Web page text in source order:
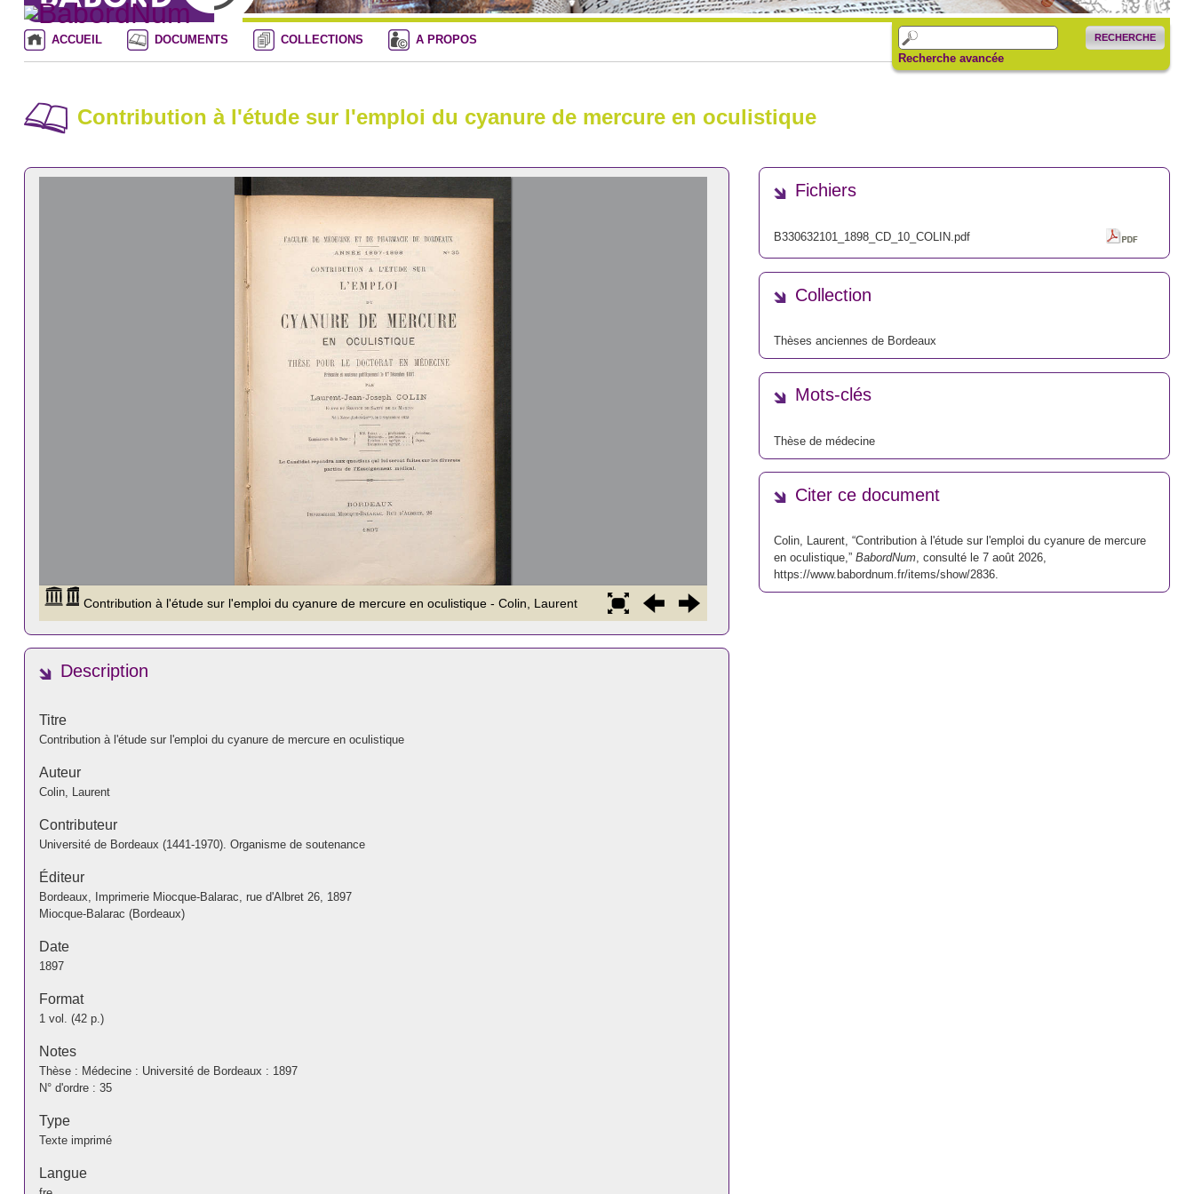
RECHERCHE
Recherche avancée
ACCUEIL DOCUMENTS COLLECTIONS A PROPOS
Contribution à l'étude sur l'emploi du cyanure de mercure en oculistique
Description
Titre
Contribution à l'étude sur l'emploi du cyanure de mercure en oculistique
Auteur
Colin, Laurent
Contributeur
Université de Bordeaux (1441-1970). Organisme de soutenance
Éditeur
Bordeaux, Imprimerie Miocque-Balarac, rue d'Albret 26, 1897
Miocque-Balarac (Bordeaux)
Date
1897
Format
1 vol. (42 p.)
Notes
Thèse : Médecine : Université de Bordeaux : 1897
N° d'ordre : 35
Type
Texte imprimé
Langue
Fichiers
B330632101_1898_CD_10_COLIN.pdf
Collection
Thèses anciennes de Bordeaux
Mots-clés
Thèse de médecine
Citer ce document
Colin, Laurent, “Contribution à l'étude sur l'emploi du cyanure de mercure
en oculistique,” BabordNum, consulté le 7 août 2026,
https://www.babordnum.fr/items/show/2836.